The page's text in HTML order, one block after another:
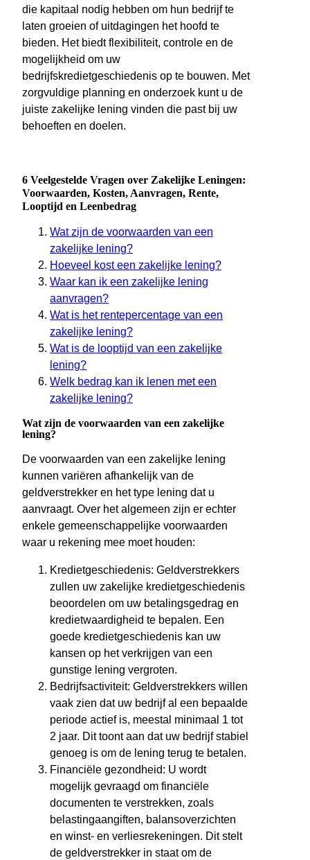
die kapitaal nodig hebben om hun bedrijf te
laten groeien of uitdagingen het hoofd te
bieden. Het biedt flexibiliteit, controle en de
mogelijkheid om uw
bedrijfskredietgeschiedenis op te bouwen. Met
zorgvuldige planning en onderzoek kunt u de
juiste zakelijke lening vinden die past bij uw
behoeften en doelen.
6 Veelgestelde Vragen over Zakelijke Leningen:
Voorwaarden, Kosten, Aanvragen, Rente,
Looptijd en Leenbedrag
Wat zijn de voorwaarden van een
zakelijke lening?
Hoeveel kost een zakelijke lening?
Waar kan ik een zakelijke lening
aanvragen?
Wat is het rentepercentage van een
zakelijke lening?
Wat is de looptijd van een zakelijke
lening?
Welk bedrag kan ik lenen met een
zakelijke lening?
Wat zijn de voorwaarden van een zakelijke
lening?
De voorwaarden van een zakelijke lening
kunnen variëren afhankelijk van de
geldverstrekker en het type lening dat u
aanvraagt. Over het algemeen zijn er echter
enkele gemeenschappelijke voorwaarden
waar u rekening mee moet houden:
Kredietgeschiedenis: Geldverstrekkers
zullen uw zakelijke kredietgeschiedenis
beoordelen om uw betalingsgedrag en
kredietwaardigheid te bepalen. Een
goede kredietgeschiedenis kan uw
kansen op het verkrijgen van een
gunstige lening vergroten.
Bedrijfsactiviteit: Geldverstrekkers willen
vaak zien dat uw bedrijf al een bepaalde
periode actief is, meestal minimaal 1 tot
2 jaar. Dit toont aan dat uw bedrijf stabiel
genoeg is om de lening terug te betalen.
Financiële gezondheid: U wordt
mogelijk gevraagd om financiële
documenten te verstrekken, zoals
belastingaangiften, balansoverzichten
en winst- en verliesrekeningen. Dit stelt
de geldverstrekker in staat om de